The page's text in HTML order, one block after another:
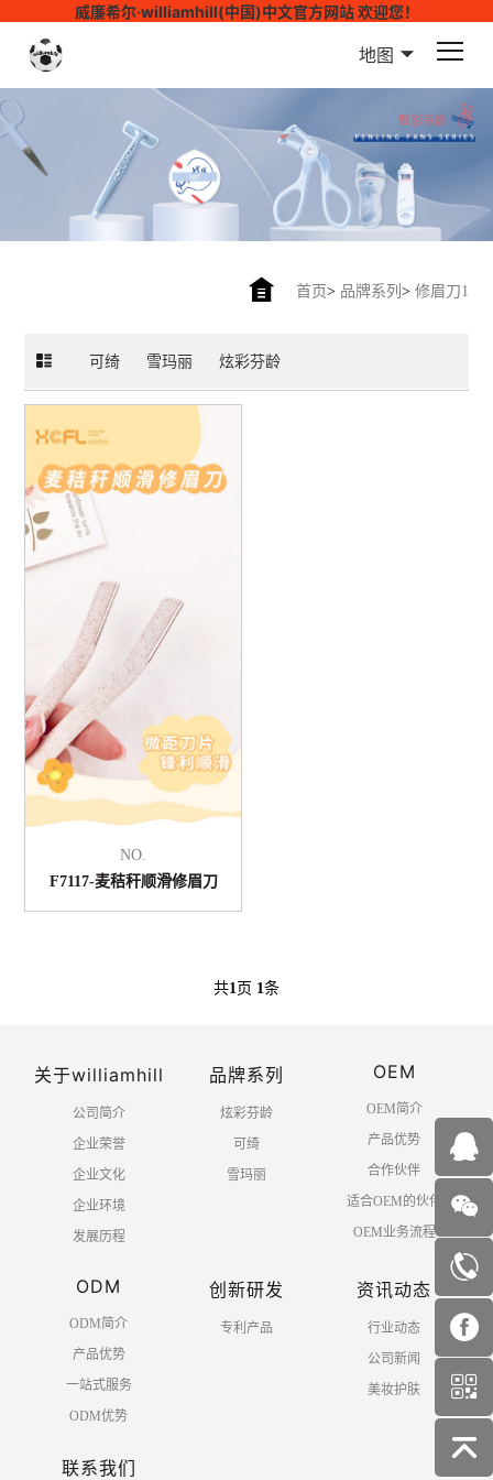
威廉希尔·williamhill(中国)中文官方网站 欢迎您！
地图
首页> 品牌系列 > 修眉刀1
可绮 雪玛丽 炫彩芬龄
NO.
F7117-麦秸秆顺滑修眉刀
共1 页 1 条
关于williamhill
公司简介
企业荣誉
企业文化
企业环境
发展历程
品牌系列
炫彩芬龄
可绮
雪玛丽
OEM
OEM简介
产品优势
合作伙伴
适合OEM的伙伴
OEM业务流程
ODM
ODM简介
产品优势
一站式服务
ODM优势
创新研发
专利产品
资讯动态
行业动态
公司新闻
美妆护肤
联系我们